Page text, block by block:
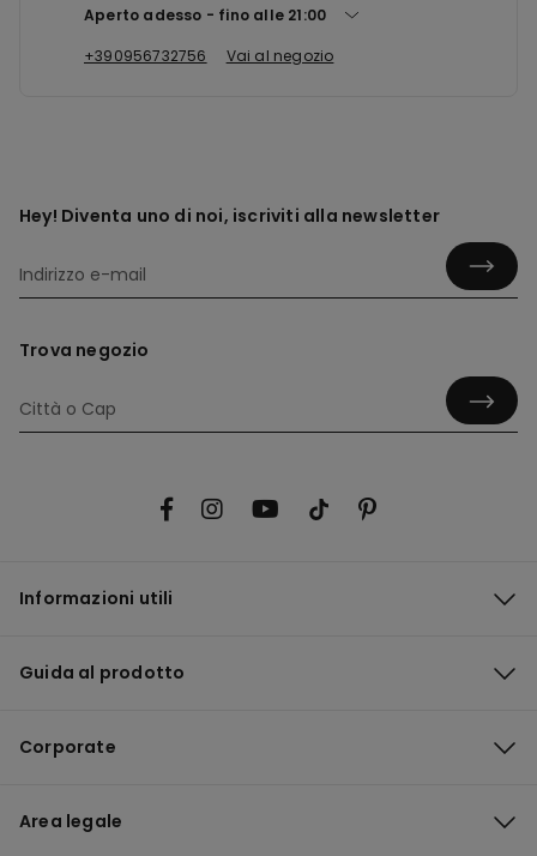
Aperto adesso
fino alle 21:00
+390956732756
Vai al negozio
Hey! Diventa uno di noi, iscriviti alla newsletter
Trova negozio
Informazioni utili
Guida al prodotto
Corporate
Area legale